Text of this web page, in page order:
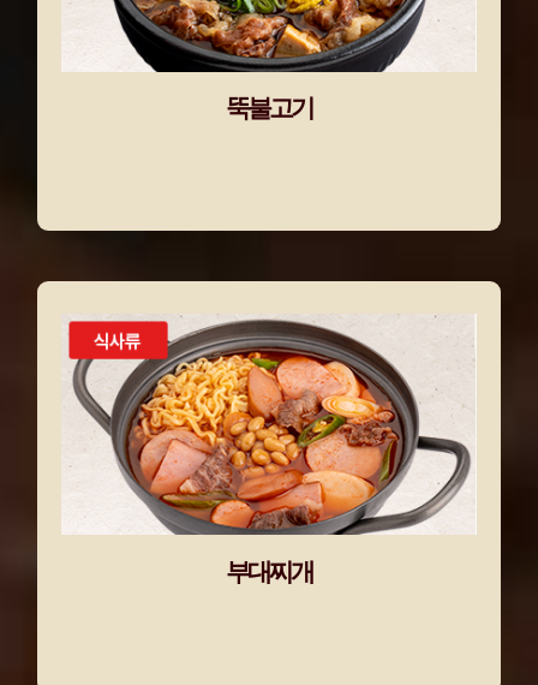
뚝불고기
뚝배기에 고소한 차돌박이를
푸짐~하게 담았다!
부대찌개
부대찌개
5가지 햄에 차돌박이, 라면사리까지
아낌없이 넣은 푸짐한 한 끼 식사!